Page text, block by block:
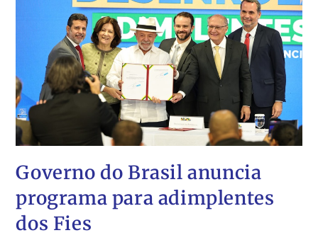
Governo do Brasil anuncia
programa para adimplentes
dos Fies